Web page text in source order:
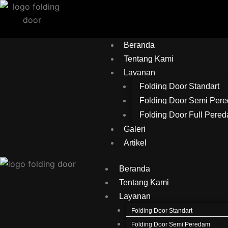
Lewati
Beranda
Tentang Kami
Layanan
Folding Door Standart
Folding Door Semi
Folding Door Full
Galeri
Artikel
Beranda
Tentang Kami
Layanan
Folding Door Standart
Folding Door Semi Peredam